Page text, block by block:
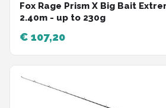
Fox Rage Prism X Big Bait
2.40m - up to 230g
€ 107,20